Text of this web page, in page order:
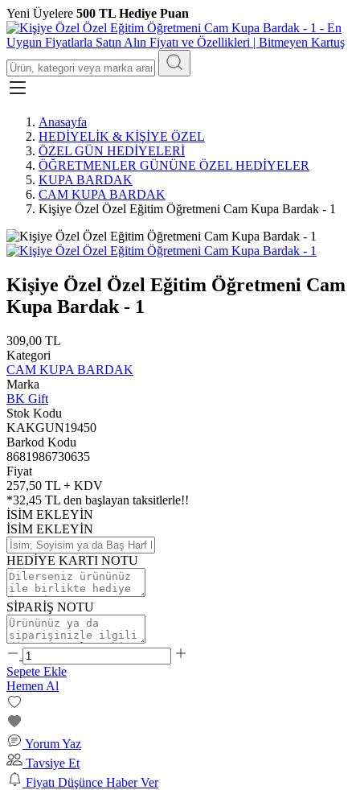
Yeni Üyelere 500 TL Hediye Puan
Anasayfa
HEDİYELİK & KİŞİYE ÖZEL
ÖZEL GÜN HEDİYELERİ
ÖĞRETMENLER GÜNÜNE ÖZEL HEDİYELER
KUPA BARDAK
CAM KUPA BARDAK
Kişiye Özel Özel Eğitim Öğretmeni Cam Kupa Bardak - 1
Kişiye Özel Özel Eğitim Öğretmeni Cam
Kupa Bardak - 1
309,00 TL
Kategori
CAM KUPA BARDAK
Marka
BK Gift
Stok Kodu
KAKGUN19450
Barkod Kodu
8681986730635
Fiyat
257,50 TL + KDV
*32,45 TL den başlayan taksitlerle!!
İSİM EKLEYİN
İSİM EKLEYİN
HEDİYE KARTI NOTU
SİPARİŞ NOTU
Sepete Ekle
Hemen Al
Yorum Yaz
Tavsiye Et
Fiyatı Düşünce Haber Ver